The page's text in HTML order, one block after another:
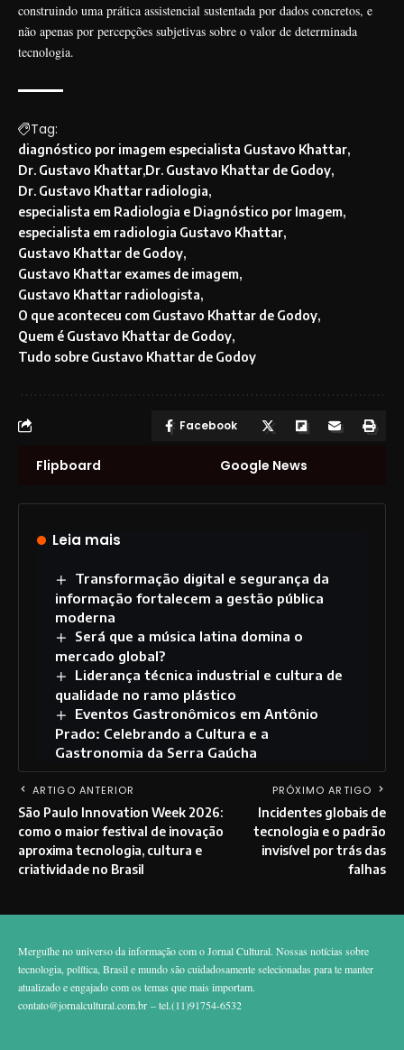
construindo uma prática assistencial sustentada por dados concretos, e
não apenas por percepções subjetivas sobre o valor de determinada
tecnologia.
Tag:
diagnóstico por imagem especialista Gustavo Khattar
Dr. Gustavo Khattar Dr. Gustavo Khattar de Godoy
Dr. Gustavo Khattar radiologia
especialista em Radiologia e Diagnóstico por Imagem
especialista em radiologia Gustavo Khattar
Gustavo Khattar de Godoy
Gustavo Khattar exames de imagem
Gustavo Khattar radiologista
O que aconteceu com Gustavo Khattar de Godoy
Quem é Gustavo Khattar de Godoy
Tudo sobre Gustavo Khattar de Godoy
Facebook
Flipboard Google News
Leia mais
Transformação digital e segurança da
informação fortalecem a gestão pública
moderna
Será que a música latina domina o
mercado global?
Liderança técnica industrial e cultura de
qualidade no ramo plástico
Eventos Gastronômicos em Antônio
Prado: Celebrando a Cultura e a
Gastronomia da Serra Gaúcha
ARTIGO ANTERIOR
São Paulo Innovation Week 2026:
como o maior festival de inovação
aproxima tecnologia, cultura e
criatividade no Brasil
PRÓXIMO ARTIGO
Incidentes globais de
tecnologia e o padrão
invisível por trás das
falhas
Mergulhe no universo da informação com o Jornal Cultural. Nossas notícias sobre
tecnologia, política, Brasil e mundo são cuidadosamente selecionadas para te manter
atualizado e engajado com os temas que mais importam.
contato@jornalcultural.com.br – tel.(11)91754-6532